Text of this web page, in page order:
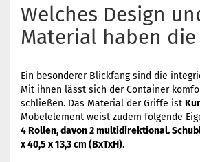
Welches Design
Material haben die
Ein besonderer Blickfang sind die
Mit ihnen lässt sich der Container
schließen. Das Material der Griffe ist
Möbelelement weist zudem folgende
4 Rollen, davon 2 multidirektional.
x 40,5 x 13,3 cm (BxTxH).